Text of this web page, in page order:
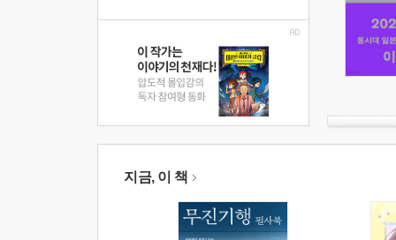
지금, 이 책